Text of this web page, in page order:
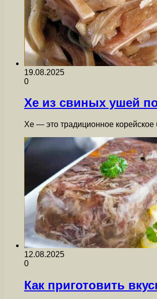
19.08.2025
0
Хе из свиных ушей
Хе — это традиционное
12.08.2025
0
Как приготовить